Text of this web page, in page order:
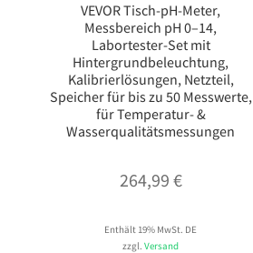
VEVOR Tisch-pH-Meter,
Messbereich pH 0–14,
Labortester-Set mit
Hintergrundbeleuchtung,
Kalibrierlösungen, Netzteil,
Speicher für bis zu 50 Messwerte,
für Temperatur- &
Wasserqualitätsmessungen
264,99 €
Enthält 19% MwSt. DE
zzgl.Versand